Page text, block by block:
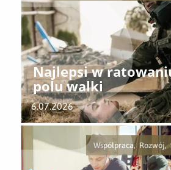
Najlepsi w
polu walki
6.07.2026
Współpraca,